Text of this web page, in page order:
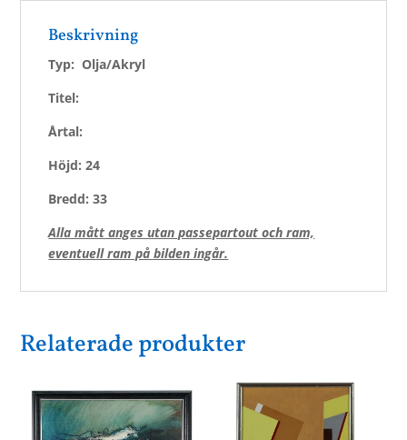
Beskrivning
Typ: Olja/Akryl
Titel:
Årtal:
Höjd: 24
Bredd: 33
Alla mått anges utan passepartout och ram,
eventuell ram på bilden ingår.
Relaterade produkter